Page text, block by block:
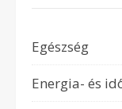
Egészség
Energia- és